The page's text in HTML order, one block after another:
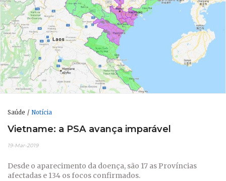
Saúde Notícia
Vietname: a PSA avança imparável
19-Mar-2019
Desde o aparecimento da doença, são 17 as Províncias
afectadas e 134 os focos confirmados.